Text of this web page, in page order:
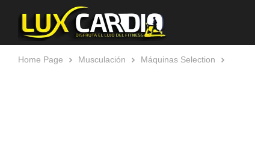
Home Page Musculación Máquinas Selection